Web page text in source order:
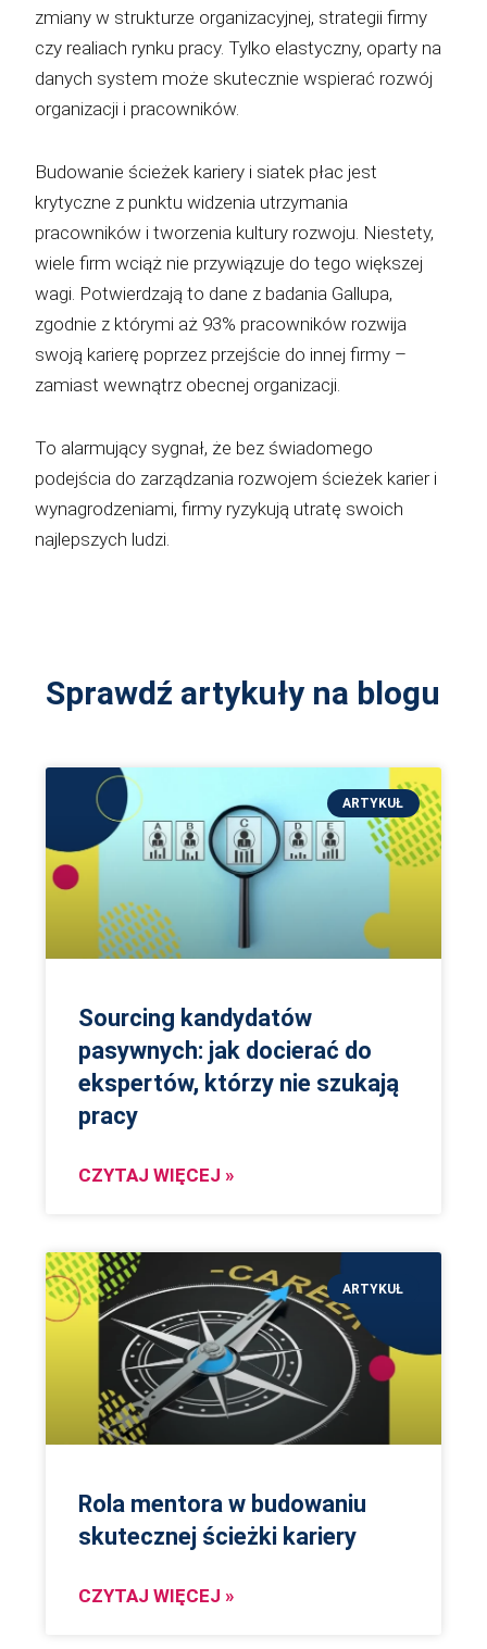
zmiany w strukturze organizacyjnej, strategii firmy
czy realiach rynku pracy. Tylko elastyczny, oparty na
danych system może skutecznie wspierać rozwój
organizacji i pracowników.
Budowanie ścieżek kariery i siatek płac jest
krytyczne z punktu widzenia utrzymania
pracowników i tworzenia kultury rozwoju. Niestety,
wiele firm wciąż nie przywiązuje do tego większej
wagi. Potwierdzają to dane z badania Gallupa,
zgodnie z którymi aż 93% pracowników rozwija
swoją karierę poprzez przejście do innej firmy –
zamiast wewnątrz obecnej organizacji.
To alarmujący sygnał, że bez świadomego
podejścia do zarządzania rozwojem ścieżek karier i
wynagrodzeniami, firmy ryzykują utratę swoich
najlepszych ludzi.
Sprawdź artykuły na blogu
ARTYKUŁ
Sourcing kandydatów
pasywnych: jak docierać do
ekspertów, którzy nie szukają
pracy
CZYTAJ WIĘCEJ »
ARTYKUŁ
Rola mentora w budowaniu
skutecznej ścieżki kariery
CZYTAJ WIĘCEJ »